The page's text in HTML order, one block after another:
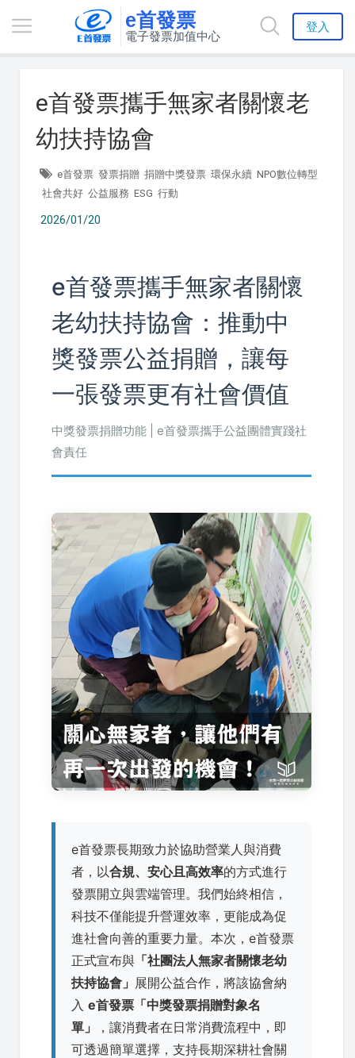
e首發票
電子發票加值中心
登入
e首發票攜手無家者關懷老
幼扶持協會
e首發票 發票捐贈 捐贈中獎發票 環保永續 NPO數位轉型
社會共好 公益服務 ESG 行動
2026/01/20
e首發票攜手無家者關懷
老幼扶持協會：推動中
獎發票公益捐贈，讓每
一張發票更有社會價值
中獎發票捐贈功能 | e首發票攜手公益團體實踐社
會責任
e首發票長期致力於協助營業人與消費
者，以合規、安心且高效率的方式進行
發票開立與雲端管理。我們始終相信，
科技不僅能提升營運效率，更能成為促
進社會向善的重要力量。本次，e首發票
正式宣布與 「社團法人無家者關懷老幼
扶持協會」 展開公益合作，將該協會納
入 e首發票「中獎發票捐贈對象名
單」
，讓消費者在日常消費流程中，即
可透過簡單選擇，支持長期深耕社會關